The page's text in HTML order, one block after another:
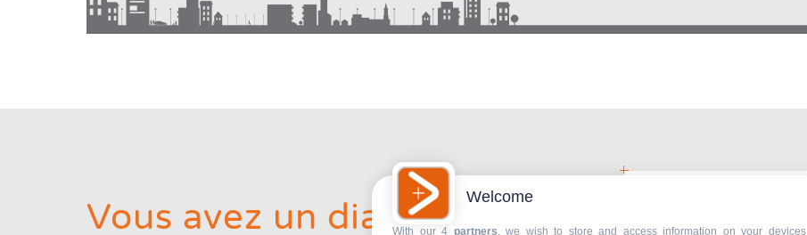
Vous avez un diagnostic
Welcome
With our 4 partners, we wish to store and access information on your devices